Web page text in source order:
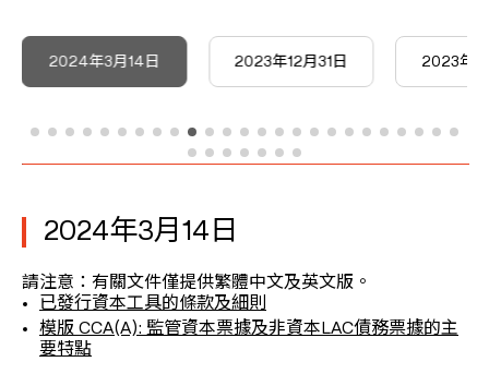
2024年3月14日 2023年12月31日 2023年9
2024年3月14日
請注意：有關文件僅提供繁體中文及英文版。
已發行資本工具的條款及細則
模版 CCA(A): 監管資本票據及非資本LAC債務票據的主
要特點